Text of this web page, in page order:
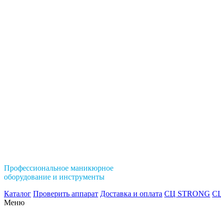
Профессиональное маникюрное
оборудование и инструменты
Каталог Проверить аппарат Доставка и оплата СЦ STRONG
Меню